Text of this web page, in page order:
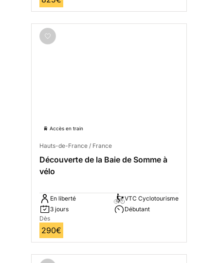
🚆 Accès en train
Hauts-de-France / France
Découverte de la Baie de Somme à
vélo
En liberté
3 jours
VTC Cyclotourisme
Débutant
Dès
290€